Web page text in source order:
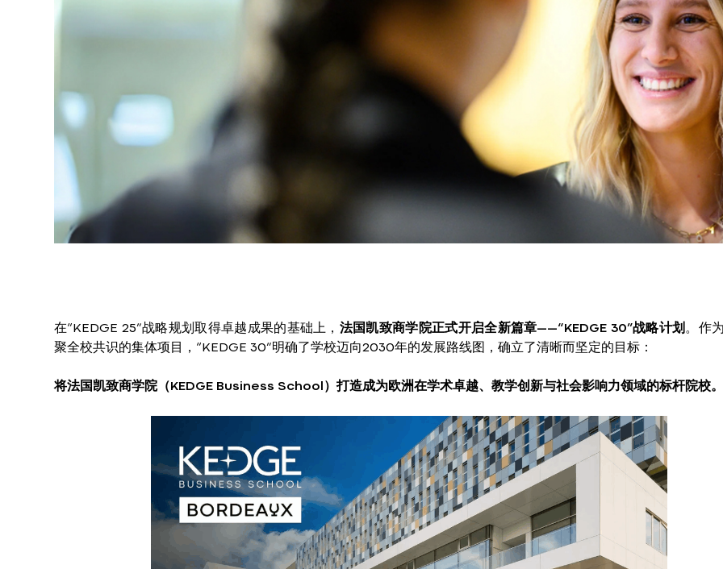
在“KEDGE 25”战略规划取得卓越成果的基础上， 法国凯致商学院正式开启全新篇章——“KEDGE 30”战略计划 。作
聚全校共识的集体项目，“KEDGE 30”明确了学校迈向2030年的发展路线图，确立了清晰而坚定的目标：
将法国凯致商学院（KEDGE Business School）打造成为欧洲在学术卓越、教学创新与社会影响力领域的标杆院校